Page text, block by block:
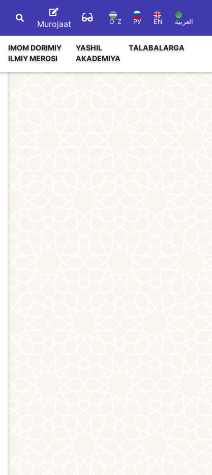
Murojaat O`Z РУ EN العربية
IMOM DORIMIY
ILMIY MEROSI
YASHIL
AKADEMIYA
TALABALARGA